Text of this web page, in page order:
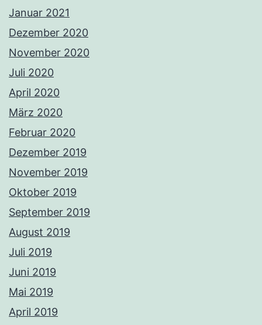
Januar 2021
Dezember 2020
November 2020
Juli 2020
April 2020
März 2020
Februar 2020
Dezember 2019
November 2019
Oktober 2019
September 2019
August 2019
Juli 2019
Juni 2019
Mai 2019
April 2019